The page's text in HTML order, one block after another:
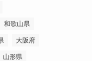
和歌山県
大阪府
山形県